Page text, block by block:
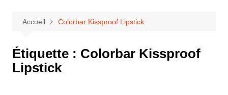
Accueil Colorbar Kissproof Lipstick
Étiquette : Colorbar Kissproof
Lipstick